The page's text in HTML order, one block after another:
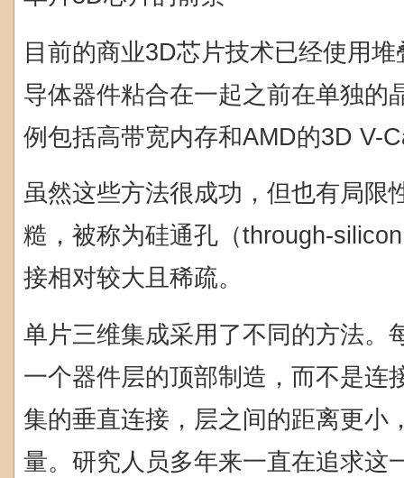
目前的商业3D芯片技术已经使用
导体器件粘合在一起之前在单独的
例包括高带宽内存和AMD的3D V-
虽然这些方法很成功，但也有局限
糙，被称为硅通孔（through-
接相对较大且稀疏。
单片三维集成采用了不同的方法。
一个器件层的顶部制造，而不是连
集的垂直连接，层之间的距离更小
量。研究人员多年来一直在追求这